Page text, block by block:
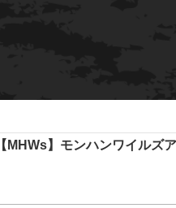
【MHWs】モンハンワイルズ